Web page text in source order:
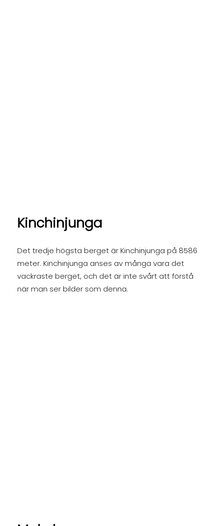
Kinchinjunga
Det tredje högsta berget är Kinchinjunga på 8586
meter. Kinchinjunga anses av många vara det
vackraste berget, och det är inte svårt att förstå
när man ser bilder som denna.